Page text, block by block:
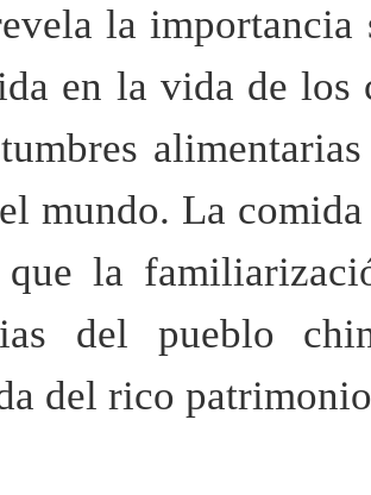
la importancia
en la vida de los
mundo. La
la
del pueblo
del rico